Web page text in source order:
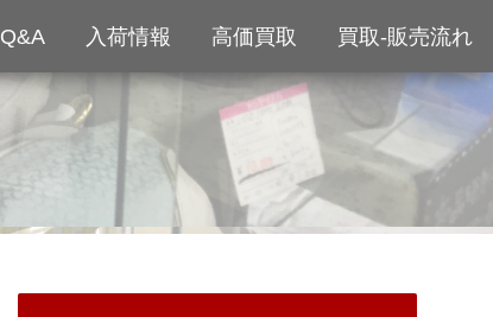
Q&A 入荷情報 高価買取 買取-販売流れ